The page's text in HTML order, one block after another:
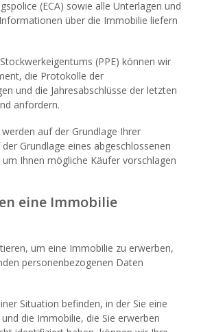
(ECA) sowie alle Unterlagen und
über die Immobilie liefern
(PPE) können wir
die Protokolle der
und die Jahresabschlüsse der letzten
anfordern.
auf der Grundlage Ihrer
Grundlage eines abgeschlossenen
Ihnen mögliche Käufer vorschlagen
eine Immobilie
um eine Immobilie zu erwerben,
personenbezogenen Daten
Situation befinden, in der Sie eine
die Immobilie, die Sie erwerben